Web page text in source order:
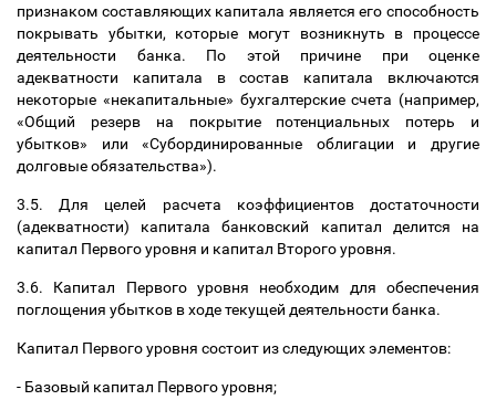
признаком составляющих капитала является его способность
покрывать убытки, которые могут возникнуть в процессе
деятельности банка. По этой причине при оценке
адекватности капитала в состав капитала включаются
некоторые «некапитальные» бухгалтерские счета (например,
«Общий резерв на покрытие потенциальных потерь и
убытков» или «Субординированные облигации и другие
долговые обязательства»).
3.5. Для целей расчета коэффициентов достаточности
(адекватности) капитала банковский капитал делится на
капитал Первого уровня и капитал Второго уровня.
3.6. Капитал Первого уровня необходим для обеспечения
поглощения убытков в ходе текущей деятельности банка.
Капитал Первого уровня состоит из следующих элементов:
- Базовый капитал Первого уровня;